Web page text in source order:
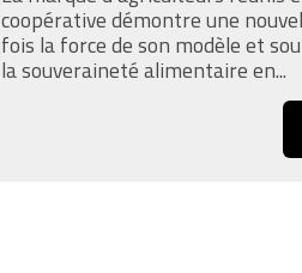
coopérative démontre une
fois la force de son modèle et
la souveraineté alimentaire en...